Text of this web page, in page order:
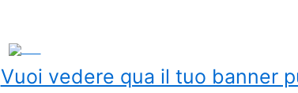
ADS
Vuoi vedere qua il tuo banner